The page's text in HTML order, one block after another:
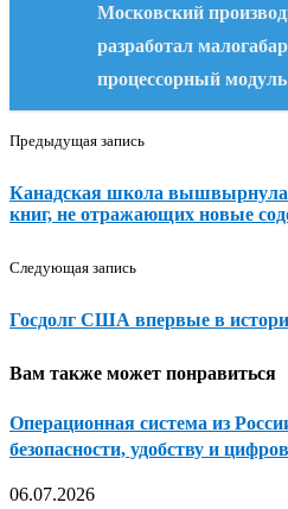
Московский
разработал
процессорный модуль
Предыдущая запись
Канадская школа вышвырнула
книг, не отражающих новые
Следующая запись
Госдолг США впервые в
Вам также может понравиться
Операционная система из
безопасности, удобству и
06.07.2026